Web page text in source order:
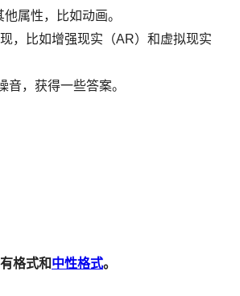
属性，比如动画。
，比如增强现实（AR）和虚拟现实
，获得一些答案。
格式和中性格式。